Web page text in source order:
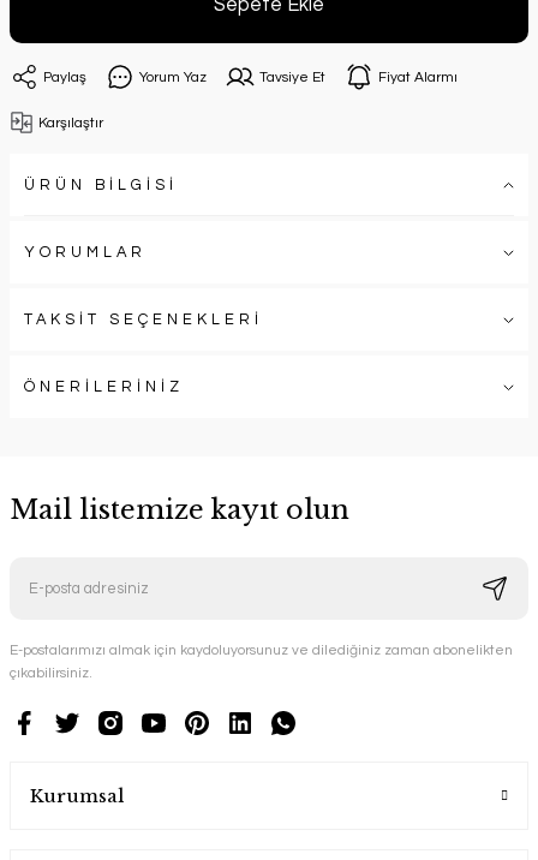
Sepete Ekle
Paylaş Yorum Yaz Tavsiye Et Fiyat Alarmı
Karşılaştır
ÜRÜN BİLGİSİ
YORUMLAR
TAKSİT SEÇENEKLERİ
ÖNERİLERİNİZ
Mail listemize kayıt olun
E-postalarımızı almak için kaydoluyorsunuz ve dilediğiniz zaman abonelikten
çıkabilirsiniz.
Kurumsal